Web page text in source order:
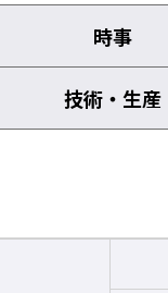
時事
技術・生産